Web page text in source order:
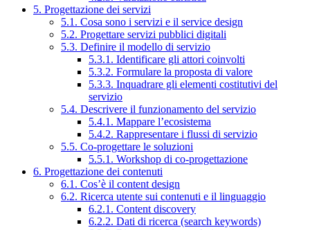
5. Progettazione dei servizi
5.1. Cosa sono i servizi e il service design
5.2. Progettare servizi pubblici digitali
5.3. Definire il modello di servizio
5.3.1. Identificare gli attori coinvolti
5.3.2. Formulare la proposta di valore
5.3.3. Inquadrare gli elementi costitutivi del
servizio
5.4. Descrivere il funzionamento del servizio
5.4.1. Mappare l’ecosistema
5.4.2. Rappresentare i flussi di servizio
5.5. Co-progettare le soluzioni
5.5.1. Workshop di co-progettazione
6. Progettazione dei contenuti
6.1. Cos’è il content design
6.2. Ricerca utente sui contenuti e il linguaggio
6.2.1. Content discovery
6.2.2. Dati di ricerca (search keywords)